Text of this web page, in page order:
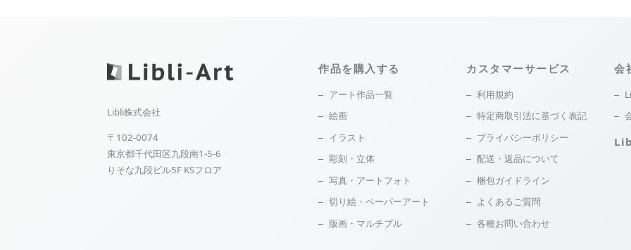
Libli株式会社
〒102-0074
東京都千代田区九段南1-5-6
りそな九段ビル5F KSフロア
作品を購入する
アート作品一覧
絵画
イラスト
彫刻・立体
写真・アートフォト
切り絵・ペーパーアート
版画・マルチプル
カスタマーサービス
利用規約
特定商取引法に基づく表記
プライバシーポリシー
配送・返品について
梱包ガイドライン
よくあるご質問
各種お問い合わせ
会